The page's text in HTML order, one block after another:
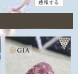
通報する